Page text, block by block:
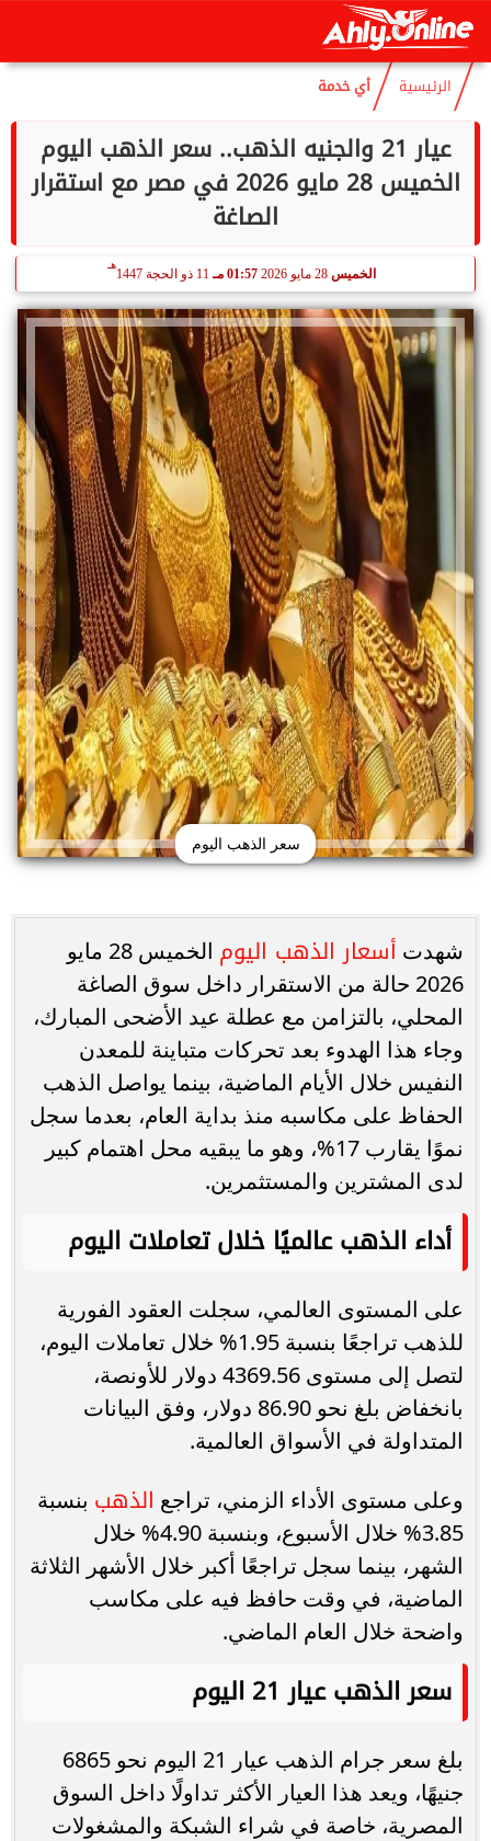
السبت
الرئيسية أي خدمة
عيار 21 والجنيه الذهب.. سعر الذهب اليوم
الخميس 28 مايو 2026 في مصر مع استقرار
الصاغة
الخميس 28 مايو 2026 01:57 مـ 11 ذو الحجة 1447
هـ
سعر الذهب اليوم
شهدت أسعار الذهب اليوم
الخميس 28 مايو
2026 حالة من الاستقرار داخل سوق الصاغة
المحلي، بالتزامن مع عطلة عيد الأضحى المبارك،
وجاء هذا الهدوء بعد تحركات متباينة للمعدن
النفيس خلال الأيام الماضية، بينما يواصل الذهب
الحفاظ على مكاسبه منذ بداية العام، بعدما سجل
نموًا يقارب 17%، وهو ما يبقيه محل اهتمام كبير
لدى المشترين والمستثمرين.
أداء الذهب عالميًا خلال تعاملات اليوم
على المستوى العالمي، سجلت العقود الفورية
للذهب تراجعًا بنسبة 1.95% خلال تعاملات اليوم،
لتصل إلى مستوى 4369.56 دولار للأونصة،
بانخفاض بلغ نحو 86.90 دولار، وفق البيانات
المتداولة في الأسواق العالمية.
وعلى مستوى الأداء الزمني، تراجع الذهب بنسبة
3.85% خلال الأسبوع، وبنسبة 4.90% خلال
الشهر، بينما سجل تراجعًا أكبر خلال الأشهر الثلاثة
الماضية، في وقت حافظ فيه على مكاسب
واضحة خلال العام الماضي.
سعر الذهب عيار 21 اليوم
بلغ سعر جرام الذهب عيار 21 اليوم نحو 6865
جنيهًا، ويعد هذا العيار الأكثر تداولًا داخل السوق
المصرية، خاصة في شراء الشبكة والمشغولات